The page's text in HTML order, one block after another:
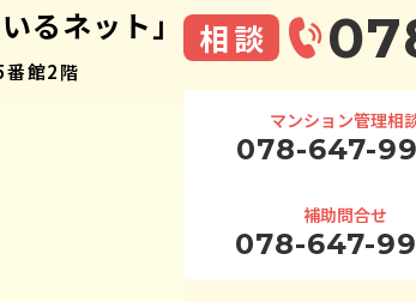
るネット」
番館2階
相談
マンション管理相
078-647-
補助問合せ
078-647-